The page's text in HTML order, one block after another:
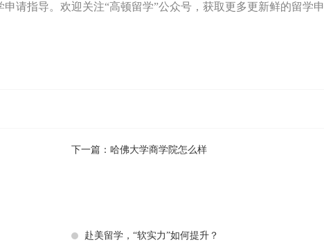
请指导。欢迎关注“高顿留学”公众号，获取更多更新鲜的留学申
下一篇： 哈佛大学商学院怎么样
赴美留学，“软实力”如何提升？